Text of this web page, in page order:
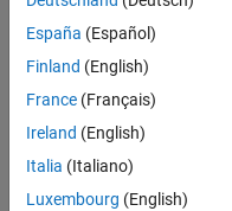
España (Español)
Finland (English)
France (Français)
Ireland (English)
Italia (Italiano)
Luxembourg (English)
© 1994-2026 The